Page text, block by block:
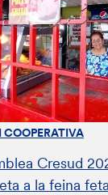
COOPERATIVA
Cresud
a la feina